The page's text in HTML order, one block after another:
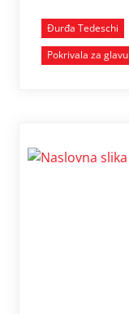
Đurđa Tedeschi
Pokrivala za glavu